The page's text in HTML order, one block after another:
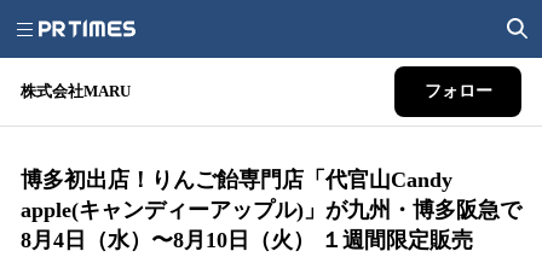
株式会社MARU フォロー
博多初出店！りんご飴専門店「代官山Candy
apple(キャンディーアップル)」が九州・博多阪急で
8月4日（水）〜8月10日（火） １週間限定販売